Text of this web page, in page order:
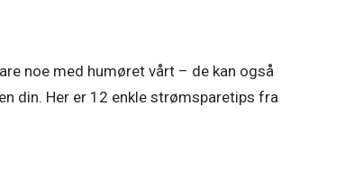
noe med humøret vårt – de kan også
din. Her er 12 enkle strømsparetips fra